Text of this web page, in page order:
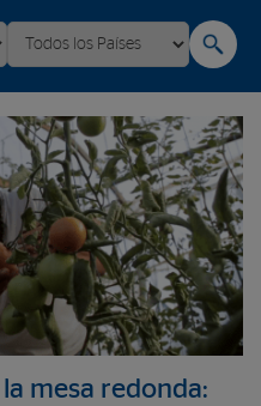
mesa redonda: